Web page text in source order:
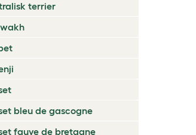
terrier
bleu de gascogne
fauve de bretagne